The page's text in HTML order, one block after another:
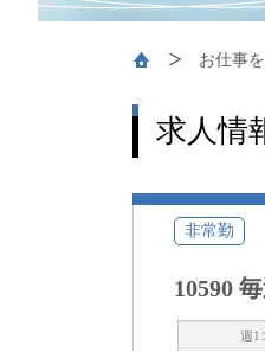
お仕事
求人情
非常勤
10590
週1